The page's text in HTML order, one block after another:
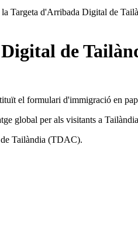
Targeta d'Arribada Digital de
de
el formulari d'immigració en
global per als visitants a
Tailàndia (TDAC).